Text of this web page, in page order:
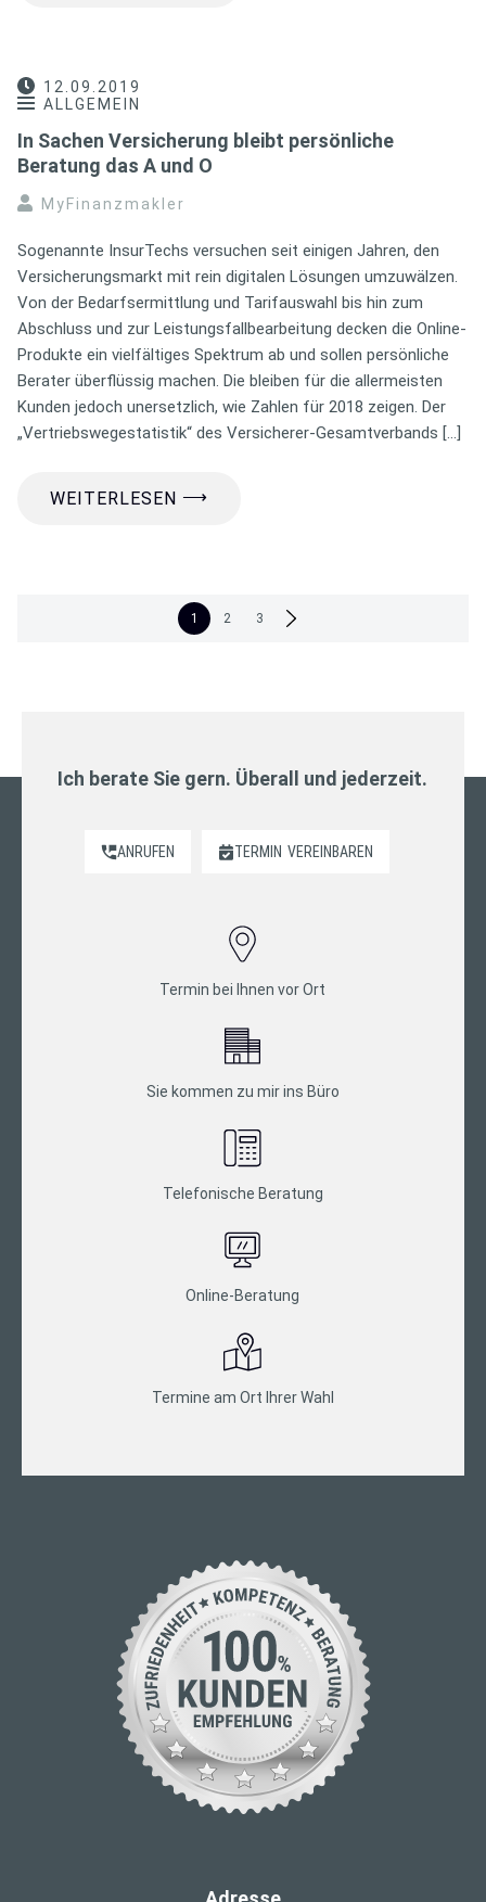
12.09.2019
ALLGEMEIN
In Sachen Versicherung bleibt persönliche
Beratung das A und O
MyFinanzmakler
Sogenannte InsurTechs versuchen seit einigen Jahren, den
Versicherungsmarkt mit rein digitalen Lösungen umzuwälzen.
Von der Bedarfsermittlung und Tarifauswahl bis hin zum
Abschluss und zur Leistungsfallbearbeitung decken die Online-
Produkte ein vielfältiges Spektrum ab und sollen persönliche
Berater überflüssig machen. Die bleiben für die allermeisten
Kunden jedoch unersetzlich, wie Zahlen für 2018 zeigen. Der
„Vertriebswegestatistik“ des Versicherer-Gesamtverbands […]
WEITERLESEN ⟶
Seitennummerierung
1 2 3
Ich berate Sie gern. Überall und jederzeit.
ANRUFEN TERMIN VEREINBAREN
Termin bei Ihnen vor Ort
Sie kommen zu mir ins Büro
Telefonische Beratung
Online-Beratung
Termine am Ort Ihrer Wahl